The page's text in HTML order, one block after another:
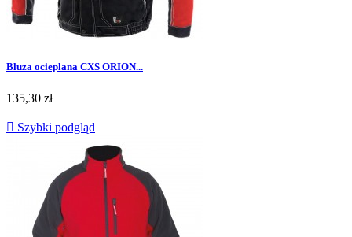
Bluza ocieplana CXS ORION...
Cena
135,30 zł
 Szybki podgląd